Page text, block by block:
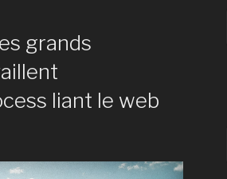
grands
liant le web